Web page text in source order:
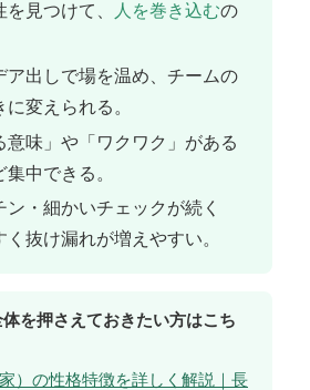
見つけて、 人を巻き込むの
ア出しで場を温め、チームの
変えられる。
意味」や「ワクワク」がある
中できる。
ン・細かいチェックが続く
く抜け漏れが増えやすい。
を押さえておきたい方はこち
）の性格特徴を詳しく解説｜長